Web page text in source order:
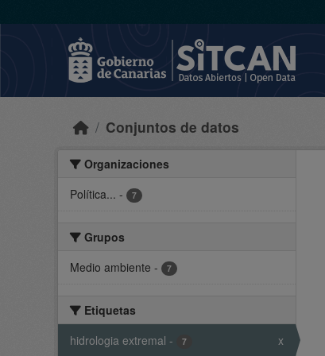
Conjuntos de datos
Organizaciones
Política... - 7
Grupos
Medio ambiente - 7
Etiquetas
hidrologia extremal - 7 x